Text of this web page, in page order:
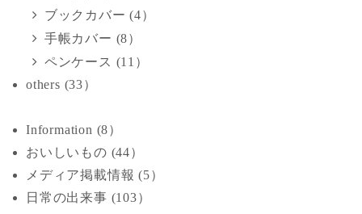
ブックカバー (4）
手帳カバー (8）
ペンケース (11）
others (33）
Information (8）
おいしいもの (44）
メディア掲載情報 (5）
日常の出来事 (103）